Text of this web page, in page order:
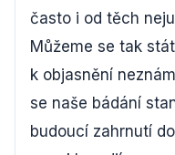
často i od těch
Můžeme se tak
k objasnění
se naše bádání
budoucí zahrnutí